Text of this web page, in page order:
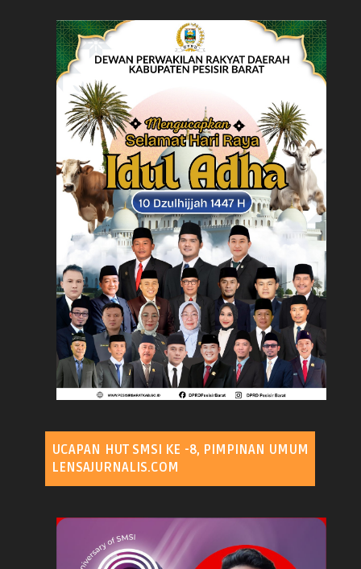
UCAPAN HUT SMSI KE -8, PIMPINAN UMUM
LENSAJURNALIS.COM